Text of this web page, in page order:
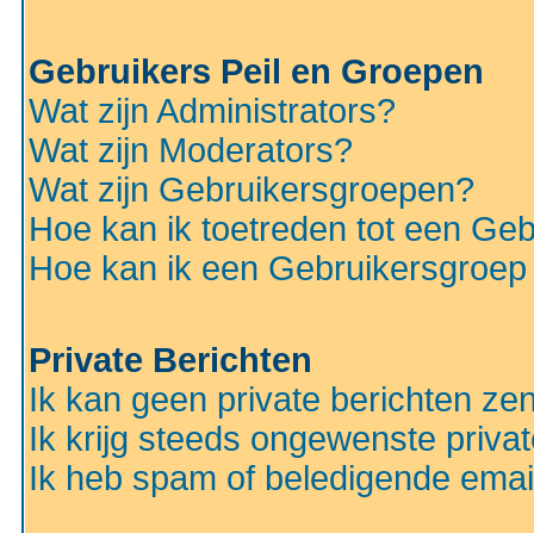
Gebruikers Peil en Groepen
Wat zijn Administrators?
Wat zijn Moderators?
Wat zijn Gebruikersgroepen?
Hoe kan ik toetreden tot een
Hoe kan ik een
Private Berichten
Ik kan geen private berichten
Ik krijg steeds ongewenste
Ik heb spam of beledigende